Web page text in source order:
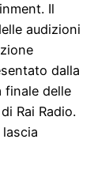
Il
audizioni
dalla
finale delle
Rai Radio.
lascia